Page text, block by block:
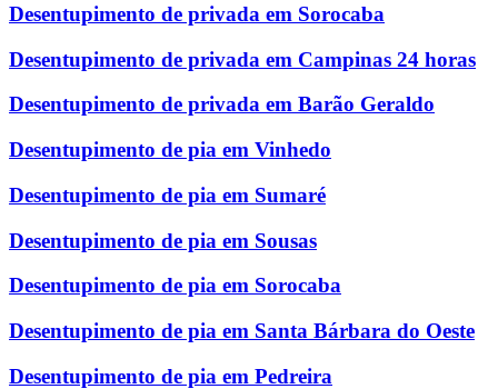
Desentupimento de privada em Sorocaba
Desentupimento de privada em Campinas 24 horas
Desentupimento de privada em Barão Geraldo
Desentupimento de pia em Vinhedo
Desentupimento de pia em Sumaré
Desentupimento de pia em Sousas
Desentupimento de pia em Sorocaba
Desentupimento de pia em Santa Bárbara do Oeste
Desentupimento de pia em Pedreira